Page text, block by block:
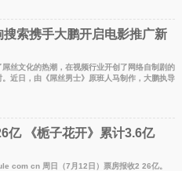
搜索携手大鹏开启电影推广新
文化的热潮，在视频行业开创了网络自制剧的
近日，由《屌丝男士》原班人马制作，大鹏执导
亿 《栀子花开》累计3.6亿
cn 周日（7月12日）票房报收2 26亿。